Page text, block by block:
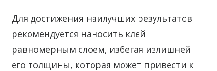
Для достижения наилучших результатов
рекомендуется наносить клей
равномерным слоем, избегая излишней
его толщины, которая может привести к